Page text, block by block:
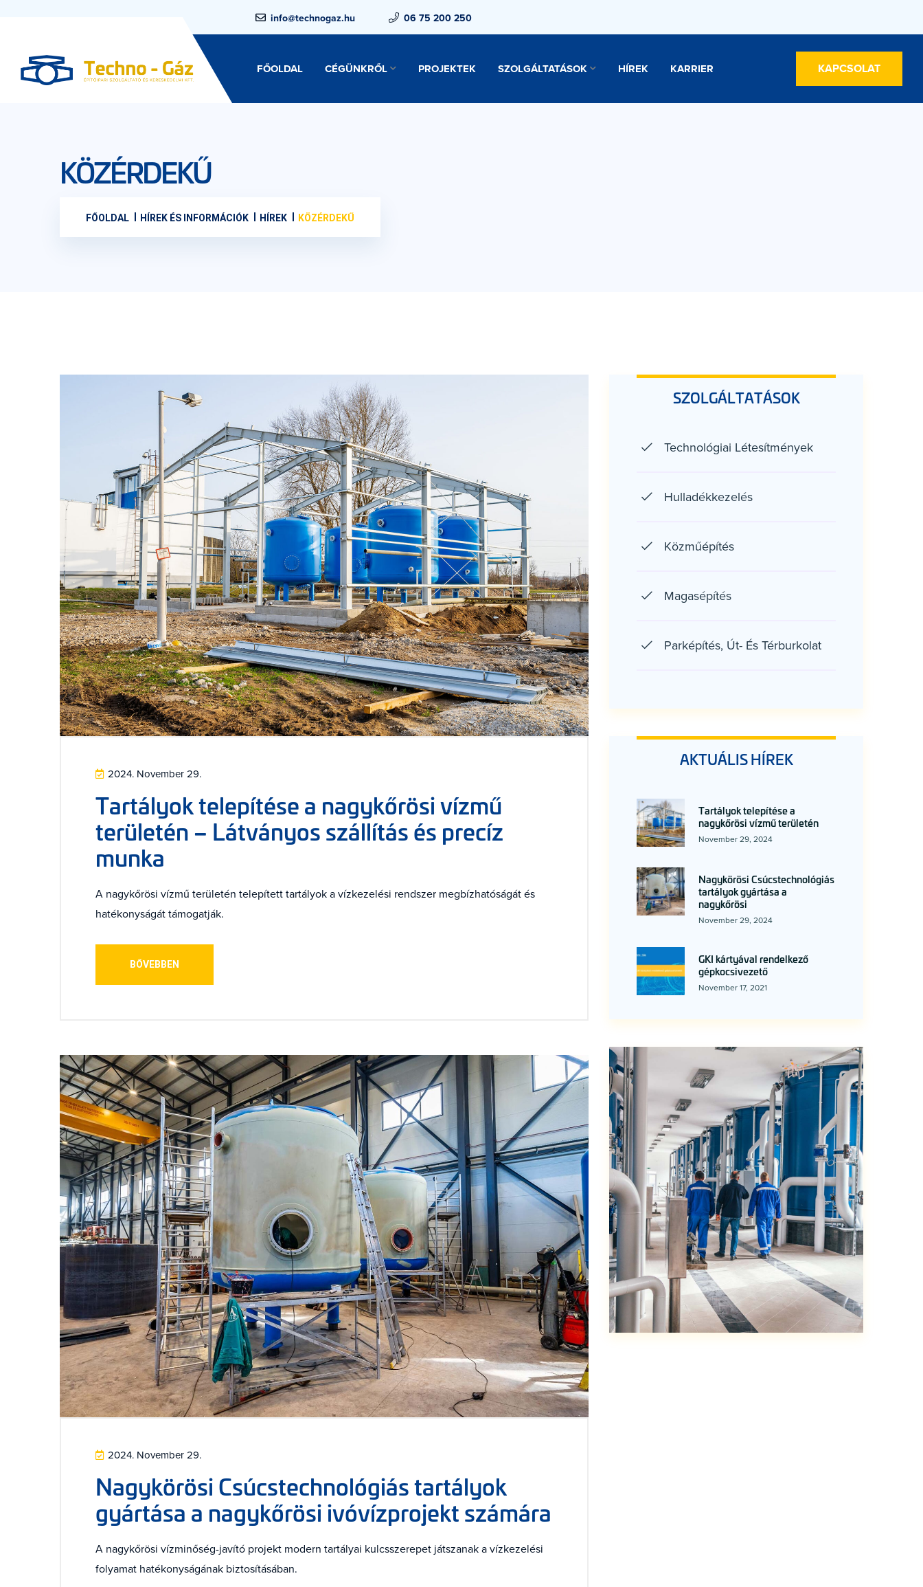
info@technogaz.hu 06 75 200 250
KAPCSOLAT
FŐOLDAL CÉGÜNKRŐL PROJEKTEK SZOLGÁLTATÁSOK HÍREK KARRIER
KÖZÉRDEKŰ
FŐOLDAL HÍREK ÉS INFORMÁCIÓK HÍREK KÖZÉRDEKŰ
2024. November 29.
Tartályok telepítése a nagykőrösi vízmű
területén – Látványos szállítás és precíz
munka
A nagykőrösi vízmű területén telepített tartályok a vízkezelési rendszer megbízhatóságát és
hatékonyságát támogatják.
BŐVEBBEN
2024. November 29.
Nagykörösi Csúcstechnológiás tartályok
gyártása a nagykőrösi ivóvízprojekt számára
A nagykőrösi vízminőség-javító projekt modern tartályai kulcsszerepet játszanak a vízkezelési
folyamat hatékonyságának biztosításában.
SZOLGÁLTATÁSOK
Technológiai Létesítmények
Hulladékkezelés
Közműépítés
Magasépítés
Parképítés, Út- És Térburkolat
AKTUÁLIS HÍREK
Tartályok telepítése a
nagykőrösi vízmű területén
November 29, 2024
Nagykörösi Csúcstechnológiás
tartályok gyártása a
nagykőrösi
November 29, 2024
GKI kártyával rendelkező
gépkocsivezető
November 17, 2021